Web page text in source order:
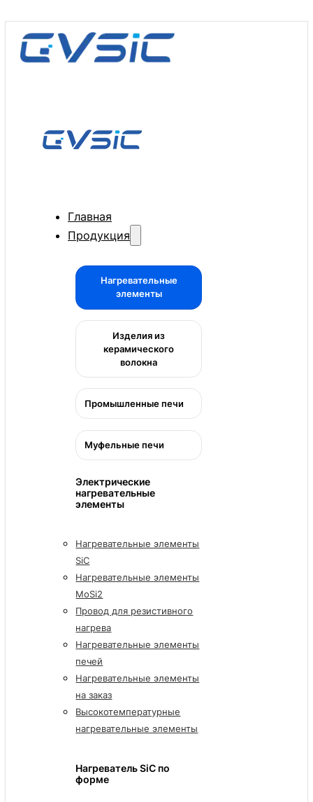
Главная
Продукция
Нагревательные
элементы
Изделия из
керамического
волокна
Промышленные печи
Муфельные печи
Электрические
нагревательные
элементы
Нагревательные элементы
SiC
Нагревательные элементы
MoSi2
Провод для резистивного
нагрева
Нагревательные элементы
печей
Нагревательные элементы
на заказ
Высокотемпературные
нагревательные элементы
Нагреватель SiC по
форме